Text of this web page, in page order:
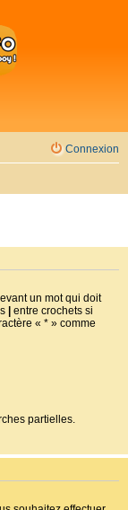
Connexion
un mot qui doit
| entre crochets si
« * » comme
partielles.